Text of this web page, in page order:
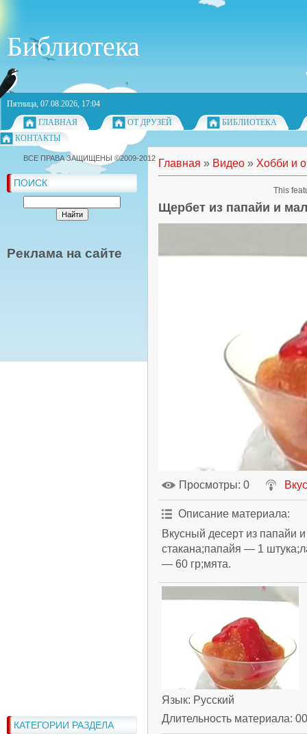
Библиотека
Пятница, 07.08.2026, 17:04
ГЛАВНАЯ
ОТ ДРУЗЕЙ
БИБЛИОТЕКА
КОНТАКТЫ
ПОИСК
Реклама на сайте
КАТЕГОРИИ РАЗДЕЛА
Главная » Видео » Хобби и
Щербет из папайи и
Просмотры: 0
Описание материала:
Вкусный десерт из папайи
стакана;папайя — 1
— 60 гр;мята.
Язык: Русский
Длительность материала:
ВСЕ ПРАВА ЗАЩИЩЕНЫ ©2009-2012
This